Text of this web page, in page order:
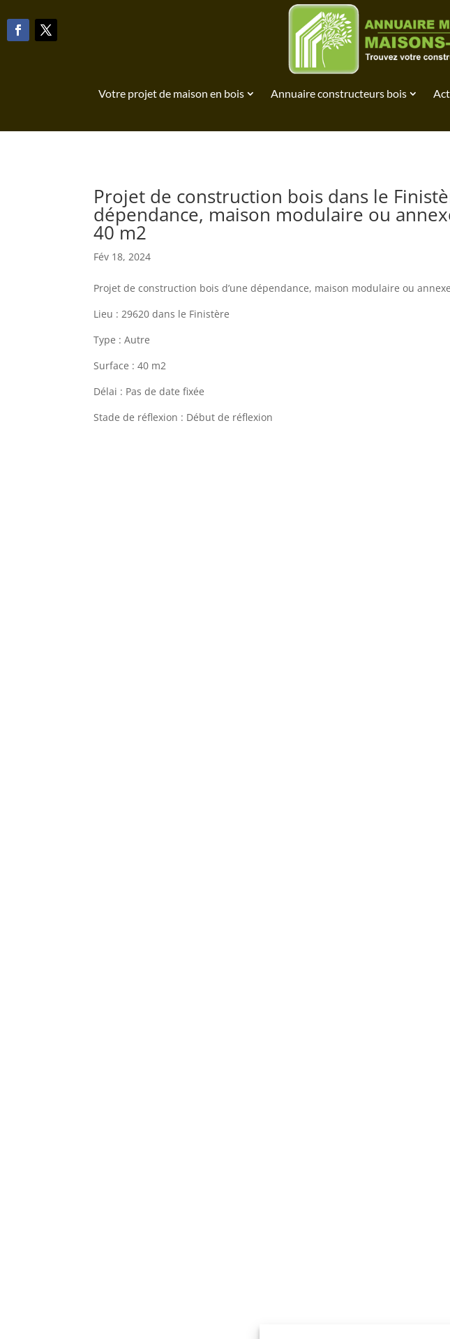
Votre projet de maison en bois Annuaire constructeurs bois
Projet de construction bois dans le
dépendance, maison modulaire ou
40 m2
Fév 18, 2024
Projet de construction bois d’une dépendance, maison modulaire ou annexe
Lieu : 29620 dans le Finistère
Type : Autre
Surface : 40 m2
Délai : Pas de date fixée
Stade de réflexion : Début de réflexion